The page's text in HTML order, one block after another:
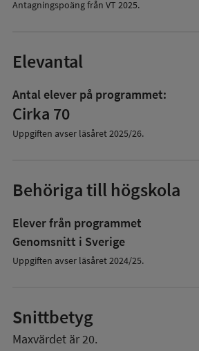
Antagningspoäng från VT 2025.
Elevantal
Antal elever på programmet:
Cirka 70
Uppgiften avser läsåret2025/26.
Behöriga till högskola
Elever från programmet
Genomsnitt i Sverige
Uppgiften avser läsåret 2024/25.
Snittbetyg
Maxvärdet är 20.